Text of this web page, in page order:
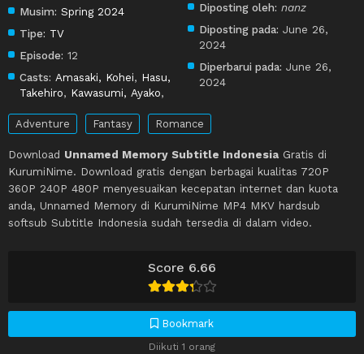
Score 6.66
Bookmark
Diikuti 1 orang
Musim: Spring 2024
Tipe: TV
Episode: 12
Casts: Amasaki, Kohei, Hasu,
Takehiro, Kawasumi, Ayako,
Diposting oleh: nanz
Diposting pada: June 26,
2024
Diperbarui pada: June 26,
2024
Adventure Fantasy Romance
Download Unnamed Memory Subtitle Indonesia Gratis di
KurumiNime. Download gratis dengan berbagai kualitas 720P
360P 240P 480P menyesuaikan kecepatan internet dan kuota
anda, Unnamed Memory di KurumiNime MP4 MKV hardsub
softsub Subtitle Indonesia sudah tersedia di dalam video.